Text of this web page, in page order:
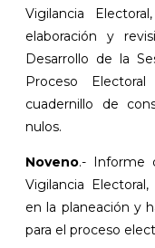
Vigilancia
elaboración y
Desarrollo de la
Proceso
cuadernillo de
nulos.
Noveno.- Informe
Vigilancia
en la planeación y
para el proceso